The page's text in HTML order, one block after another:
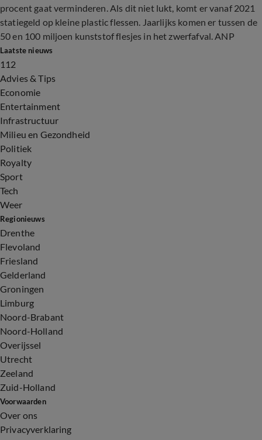
procent gaat verminderen. Als dit niet lukt, komt er vanaf 2021
statiegeld op kleine plastic flessen. Jaarlijks komen er tussen de
50 en 100 miljoen kunststof flesjes in het zwerfafval. ANP
Laatste nieuws
112
Advies & Tips
Economie
Entertainment
Infrastructuur
Milieu en Gezondheid
Politiek
Royalty
Sport
Tech
Weer
Regionieuws
Drenthe
Flevoland
Friesland
Gelderland
Groningen
Limburg
Noord-Brabant
Noord-Holland
Overijssel
Utrecht
Zeeland
Zuid-Holland
Voorwaarden
Over ons
Privacyverklaring